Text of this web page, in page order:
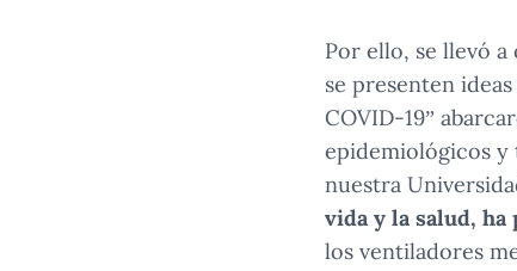
Por ello, se llevó
se presenten
COVID-19”
epidemiológicos y
nuestra
vida y la salud,
los ventiladores